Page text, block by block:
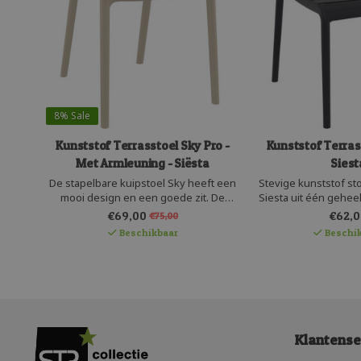
8% Sale
Kunststof Terrasstoel Sky Pro -
Met Armleuning - Siësta
De stapelbare kuipstoel Sky heeft een
mooi design en een goede zit. De
kunststof kuipstoel bestaat uit één
geheel kunststof en is versterkt met
glasvezel. De kleine gaatjes in de kuip
€69,00 €75,00
Beschikbaar
Kunststof
Stevige kunststof
Siesta uit één
Deze hippe
en makkelijk
op aluminium, maar